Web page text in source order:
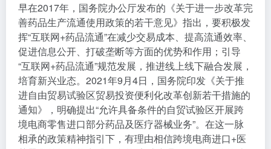
早在2017年，国务院办公厅发布的《关于进一步改革完
善药品生产流通使用政策的若干意见》指出，要积极发
挥“互联网+药品流通”在减少交易成本、提高流通效率、
促进信息公开、打破垄断等方面的优势和作用；引导
“互联网+药品流通”规范发展，推进线上线下融合发展，
培育新兴业态。2021年9月4日，国务院印发《关于推
进自由贸易试验区贸易投资便利化改革创新若干措施的
通知》，明确提出“允许具备条件的自贸试验区开展跨
境电商零售进口部分药品及医疗器械业务”。在这一脉
相承的政策精神指引下，有理由相信跨境电商进口+医